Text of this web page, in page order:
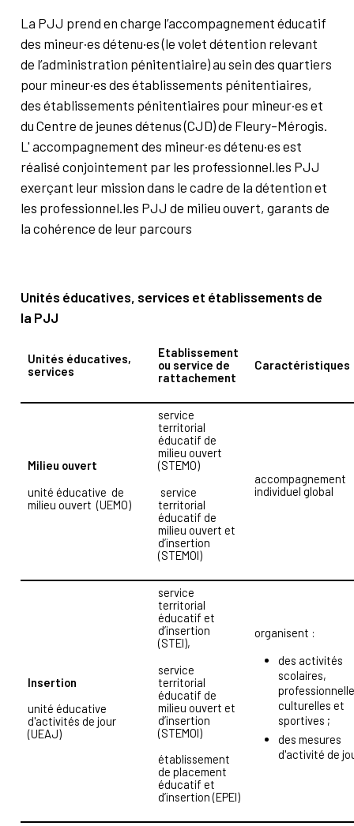
La PJJ prend en charge l’accompagnement éducatif
des mineur·es détenu·es (le volet détention relevant
de l’administration pénitentiaire) au sein des quartiers
pour mineur·es des établissements pénitentiaires,
des établissements pénitentiaires pour mineur·es et
du Centre de jeunes détenus (CJD) de Fleury-Mérogis.
L' accompagnement des mineur·es détenu·es est
réalisé conjointement par les professionnel.les PJJ
exerçant leur mission dans le cadre de la détention et
les professionnel.les PJJ de milieu ouvert, garants de
la cohérence de leur parcours
Unités éducatives, services et établissements de
la PJJ
Unités éducatives,
services
Etablissement
ou service de
rattachement
Caractéristiques
Milieu ouvert
unité éducative de
milieu ouvert (UEMO)
service
territorial
éducatif de
milieu ouvert
(STEMO)
service
territorial
éducatif de
milieu ouvert et
d’insertion
(STEMOI)
accompagnement
individuel global
Insertion
unité éducative
d'activités de jour
(UEAJ)
service
territorial
éducatif et
d’insertion
(STEI),
service
territorial
éducatif de
milieu ouvert et
d’insertion
(STEMOI)
établissement
de placement
éducatif et
d’insertion (EPEI)
organisent :
des activités
scolaires,
culturelles et
sportives ;
des mesures
d'activité de